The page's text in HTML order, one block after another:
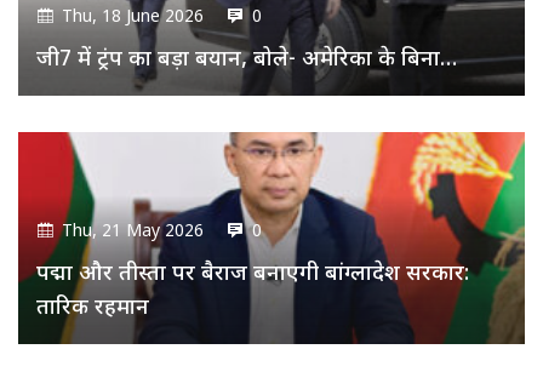
Thu, 18 June 2026 0
जी7 में ट्रंप का बड़ा बयान, बोले- अमेरिका के बिना…
Thu, 21 May 2026 0
पद्मा और तीस्ता पर बैराज बनाएगी बांग्लादेश सरकार:
तारिक रहमान